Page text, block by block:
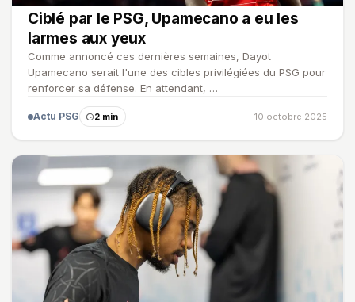
Ciblé par le PSG, Upamecano a eu les
larmes aux yeux
Comme annoncé ces dernières semaines, Dayot
Upamecano serait l'une des cibles privilégiées du PSG pour
renforcer sa défense. En attendant, …
Actu PSG 2 min 10 octobre 2025